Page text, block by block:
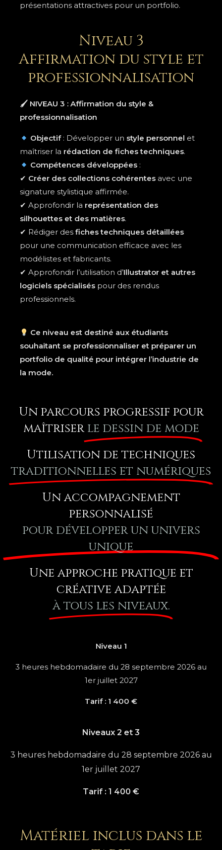
présentations attractives pour un portfolio.
Niveau 3
Affirmation du style et
professionnalisation
🖌 NIVEAU 3 : Affirmation du style &
professionnalisation
Objectif: Développer un style personnel et
maîtriser la rédaction de fiches techniques.
Compétences développées :
✔ Créer des collections cohérentes avec une
signature stylistique affirmée.
✔ Approfondir la représentation des
silhouettes et des matières.
✔ Rédiger des fiches techniques détaillées
pour une communication efficace avec les
modélistes et fabricants.
✔ Approfondir l’utilisation d’Illustrator et autres
logiciels spécialisés pour des rendus
professionnels.
Ce niveau est destiné aux étudiants
souhaitant se professionnaliser et préparer un
portfolio de qualité pour intégrer l’industrie de
la mode.
Un parcours progressif pour
maîtriserle dessin de mode
Utilisation de techniques
traditionnelles et numériques
Un accompagnement
personnalisé
pour développer un univers
unique
Une approche pratique et
créative adaptée
à tous les niveaux.
Niveau 1
3 heures hebdomadaire du 28 septembre 2026 au
1er juillet 2027
Tarif : 1 400 €
Niveaux 2 et 3
3 heures hebdomadaire du 28 septembre 2026 au
1er juillet 2027
Tarif : 1 400 €
Matériel inclus dans le